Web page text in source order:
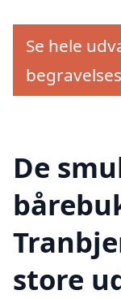
Se hele
De
store